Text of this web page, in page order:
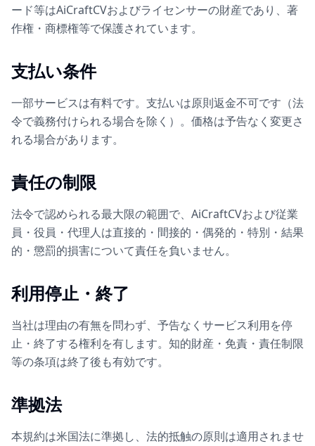
ード等はAiCraftCVおよびライセンサーの財産であり、著
作権・商標権等で保護されています。
支払い条件
一部サービスは有料です。支払いは原則返金不可です（法
令で義務付けられる場合を除く）。価格は予告なく変更さ
れる場合があります。
責任の制限
法令で認められる最大限の範囲で、AiCraftCVおよび従業
員・役員・代理人は直接的・間接的・偶発的・特別・結果
的・懲罰的損害について責任を負いません。
利用停止・終了
当社は理由の有無を問わず、予告なくサービス利用を停
止・終了する権利を有します。知的財産・免責・責任制限
等の条項は終了後も有効です。
準拠法
本規約は米国法に準拠し、法的抵触の原則は適用されませ